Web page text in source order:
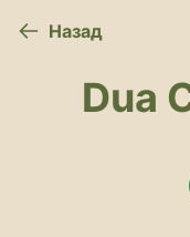
Назад
Dua